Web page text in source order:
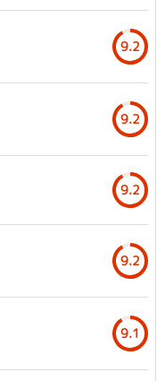
9.2
9.2
9.2
9.2
9.1